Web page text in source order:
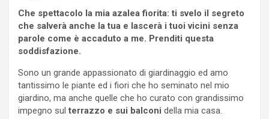
Che spettacolo la mia azalea fiorita: ti svelo il segreto
che salverà anche la tua e lascerà i tuoi vicini senza
parole come è accaduto a me. Prenditi questa
soddisfazione.
Sono un grande appassionato di giardinaggio ed amo
tantissimo le piante ed i fiori che ho seminato nel mio
giardino, ma anche quelle che ho curato con grandissimo
impegno sulterrazzo e sui balconi della mia casa.